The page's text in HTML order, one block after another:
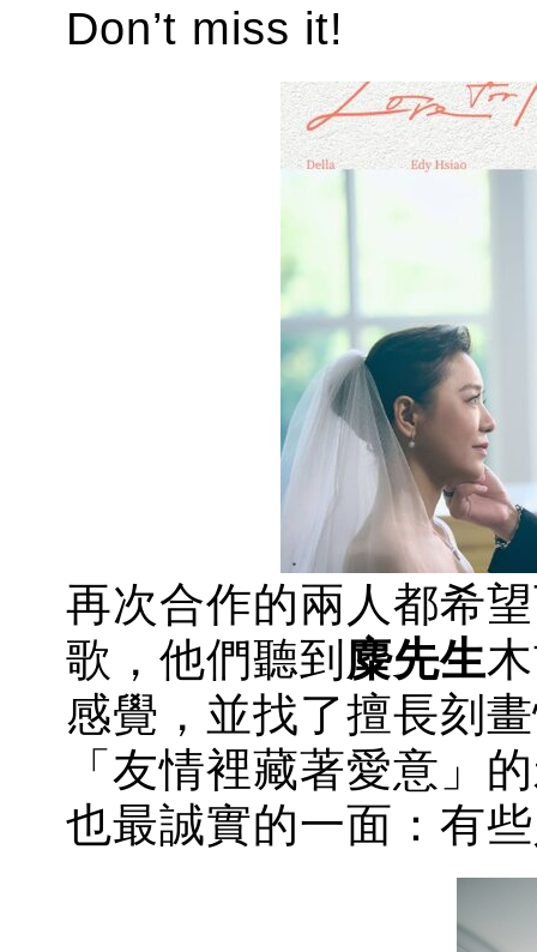
Don’t miss it!
再次合作的兩人都希
歌，他們聽到 麋先生
感覺，並找了擅長刻
「友情裡藏著愛意」
也最誠實的一面：有